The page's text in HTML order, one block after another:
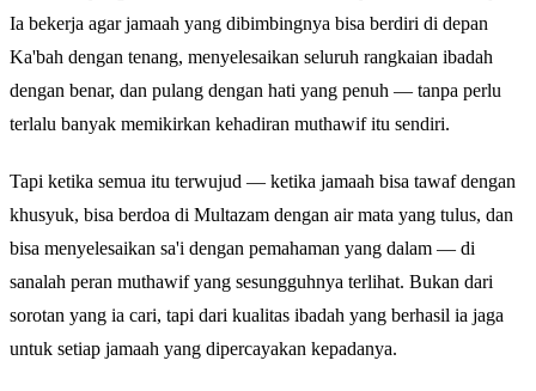
Ia bekerja agar jamaah yang dibimbingnya bisa berdiri di depan
Ka'bah dengan tenang, menyelesaikan seluruh rangkaian ibadah
dengan benar, dan pulang dengan hati yang penuh — tanpa perlu
terlalu banyak memikirkan kehadiran muthawif itu sendiri.
Tapi ketika semua itu terwujud — ketika jamaah bisa tawaf dengan
khusyuk, bisa berdoa di Multazam dengan air mata yang tulus, dan
bisa menyelesaikan sa'i dengan pemahaman yang dalam — di
sanalah peran muthawif yang sesungguhnya terlihat. Bukan dari
sorotan yang ia cari, tapi dari kualitas ibadah yang berhasil ia jaga
untuk setiap jamaah yang dipercayakan kepadanya.